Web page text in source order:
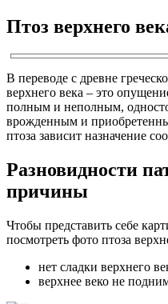
Птоз верхнего
В переводе с древне
верхнего века – это
полным и неполным,
врожденным и
птоза зависит назначение
Разновидности
причины
Чтобы представить себе
посмотреть фото птоза
нет сладки верхнего
верхнее веко не